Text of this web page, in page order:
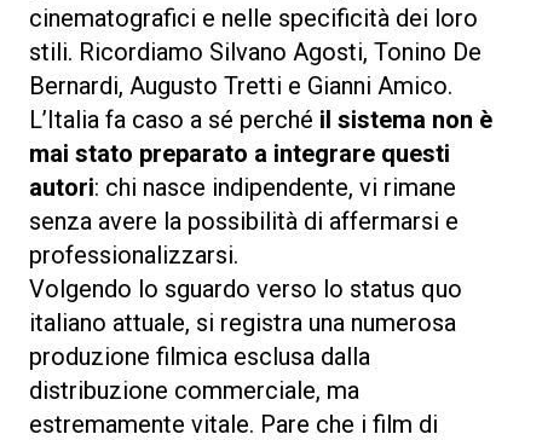
cinematografici e nelle specificità dei loro
stili. Ricordiamo Silvano Agosti, Tonino De
Bernardi, Augusto Tretti e Gianni Amico.
L’Italia fa caso a sé perché il sistema non è
mai stato preparato a integrare questi
autori: chi nasce indipendente, vi rimane
senza avere la possibilità di affermarsi e
professionalizzarsi.
Volgendo lo sguardo verso lo status quo
italiano attuale, si registra una numerosa
produzione filmica esclusa dalla
distribuzione commerciale, ma
estremamente vitale. Pare che i film di